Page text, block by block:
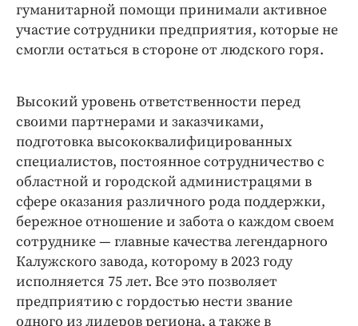
гуманитарной помощи принимали активное
участие сотрудники предприятия, которые не
смогли остаться в стороне от людского горя.
Высокий уровень ответственности перед
своими партнерами и заказчиками,
подготовка высококвалифицированных
специалистов, постоянное сотрудничество с
областной и городской администрацями в
сфере оказания различного рода поддержки,
бережное отношение и забота о каждом своем
сотруднике — ​главные качества легендарного
Калужского завода, которому в 2023 году
исполняется 75 лет. Все это позволяет
предприятию с гордостью нести звание
одного из лидеров региона, а также в